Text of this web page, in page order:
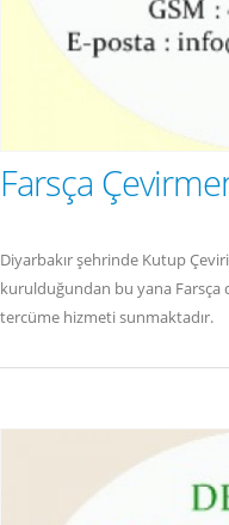
Farsça
Diyarbakır şehrinde Kutup
kurulduğundan bu yana
tercüme hizmeti sunmaktadır.